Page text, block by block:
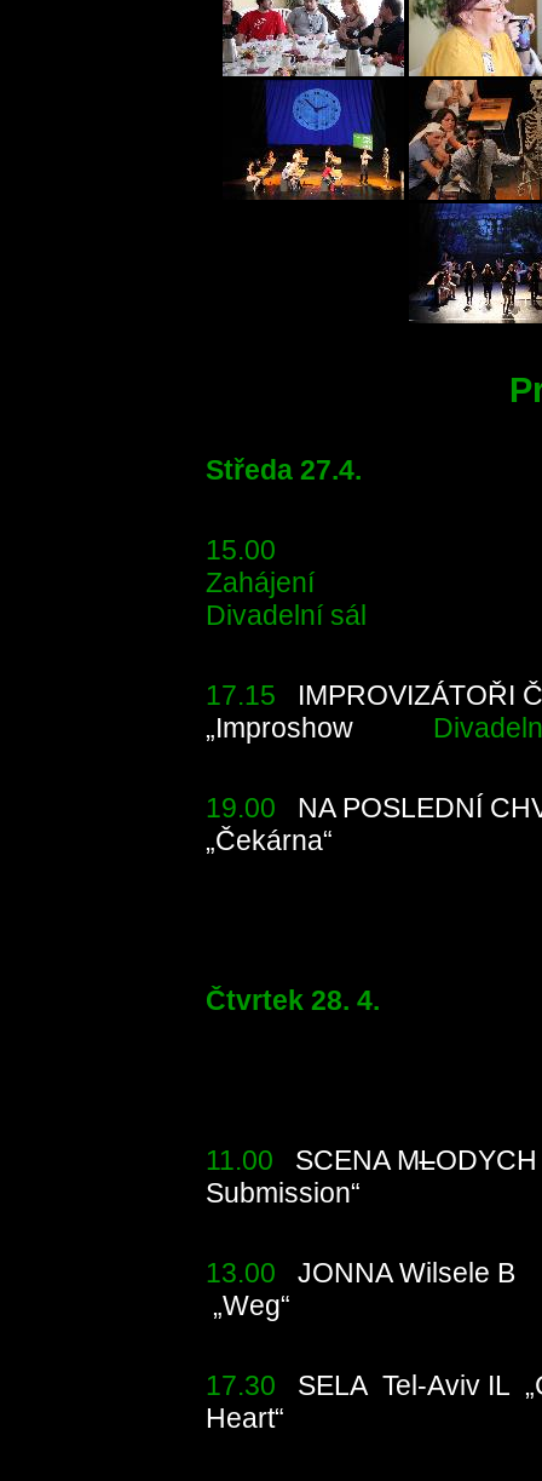
Středa 27.4.
15.00
Divadelní sál
17.15 IMPROVIZÁTOŘI
„ImproshowDivadelní
19.00 NA POSLEDNÍ
„Čekárna“
Čtvrtek 28. 4.
11.00 SCENA ML
Submission“
13.00 JONNA Wilsele B
„Weg“
17.30 SELA Tel-Aviv IL
Heart“